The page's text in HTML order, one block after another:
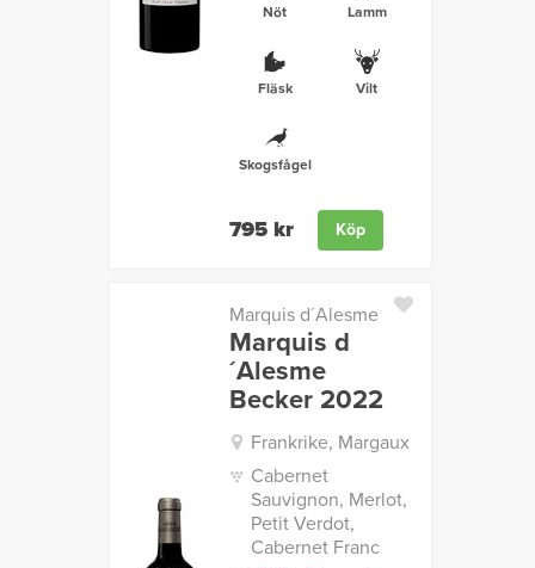
Nöt Lamm
Fläsk Vilt
Skogsfågel
795 kr Köp
Marquis d´Alesme
Marquis d
´Alesme
Becker 2022
Frankrike, Margaux
Cabernet
Sauvignon, Merlot,
Petit Verdot,
Cabernet Franc